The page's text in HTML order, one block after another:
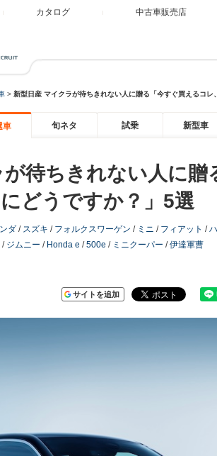
カタログ 中古車販売店
> 新型日産 マイクラが待ちきれない人に贈る「今すぐ買えるコレ
車 旬ネタ 試乗 新型車
待ちきれない人に贈
どうですか？」5選
ダ / スズキ / フォルクスワーゲン / ミニ / フィアット /
/ ジムニー / Honda e /500e / ミニクーパー /伊達軍曹
サイトを追加